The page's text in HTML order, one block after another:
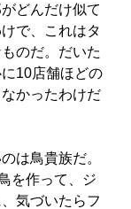
どんだけ似て
で、これはタ
のだ。だいた
10店舗ほどの
かったわけだ
は鳥貴族だ。
を作って、ジ
気づいたらフ